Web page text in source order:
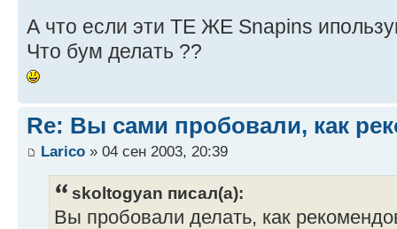
А что если эти ТЕ ЖЕ Snapins
Что бум делать ??
Re: Вы сами пробовали, как
Larico » 04 сен 2003, 20:39
skoltogyan писал(а):
Вы пробовали делать, как